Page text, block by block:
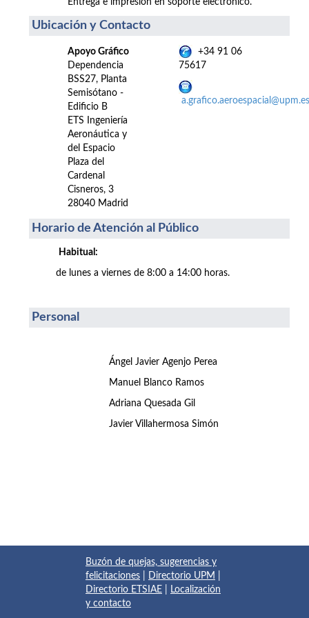
Entrega e impresión en soporte electrónico.
Ubicación y Contacto
Apoyo Gráfico
Dependencia
BSS27, Planta
Semisótano -
Edificio B
ETS Ingeniería
Aeronáutica y
del Espacio
Plaza del
Cardenal
Cisneros, 3
28040 Madrid
+34 91 06
75617
a.grafico.aeroespacial@upm.es
Horario de Atención al Público
Habitual:
de lunes a viernes de 8:00 a 14:00 horas.
Personal
Ángel Javier Agenjo Perea
Manuel Blanco Ramos
Adriana Quesada Gil
Javier Villahermosa Simón
Buzón de quejas, sugerencias y
felicitaciones
Directorio UPM
Directorio ETSIAE
Localización
y contacto